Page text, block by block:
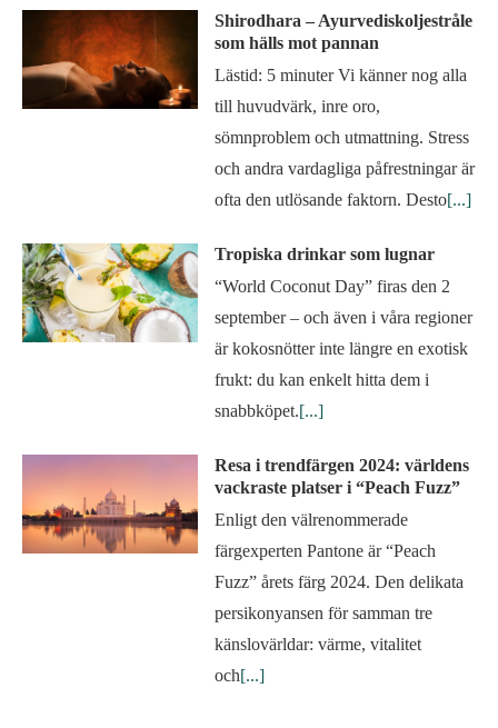
Shirodhara – Ayurvediskoljestråle
som hälls mot pannan
Lästid: 5 minuter Vi känner nog alla
till huvudvärk, inre oro,
sömnproblem och utmattning. Stress
och andra vardagliga påfrestningar är
ofta den utlösande faktorn. Desto[...]
Tropiska drinkar som lugnar
“World Coconut Day” firas den 2
september – och även i våra regioner
är kokosnötter inte längre en exotisk
frukt: du kan enkelt hitta dem i
snabbköpet.[...]
Resa i trendfärgen 2024: världens
vackraste platser i “Peach Fuzz”
Enligt den välrenommerade
färgexperten Pantone är “Peach
Fuzz” årets färg 2024. Den delikata
persikonyansen för samman tre
känslovärldar: värme, vitalitet
och[...]